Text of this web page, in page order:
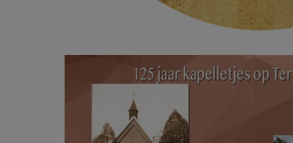
Herdenkingskaart voor